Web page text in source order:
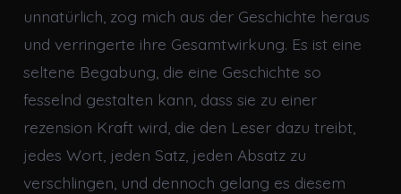
unnatürlich, zog mich aus der Geschichte heraus
und verringerte ihre Gesamtwirkung. Es ist eine
seltene Begabung, die eine Geschichte so
fesselnd gestalten kann, dass sie zu einer
rezension Kraft wird, die den Leser dazu treibt,
jedes Wort, jeden Satz, jeden Absatz zu
verschlingen, und dennoch gelang es diesem